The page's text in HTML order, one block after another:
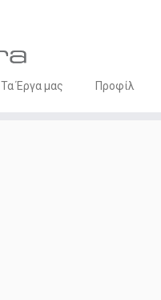
Τα Έργα μας Προφίλ